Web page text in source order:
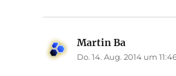
Martin Ba
Do. 14. Aug. 2014 um